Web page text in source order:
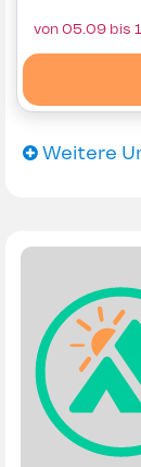
von 05.09 bis
Weitere